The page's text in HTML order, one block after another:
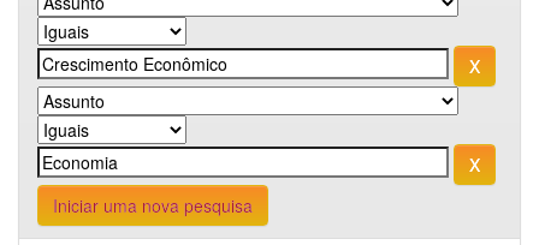
Iniciar uma nova pesquisa